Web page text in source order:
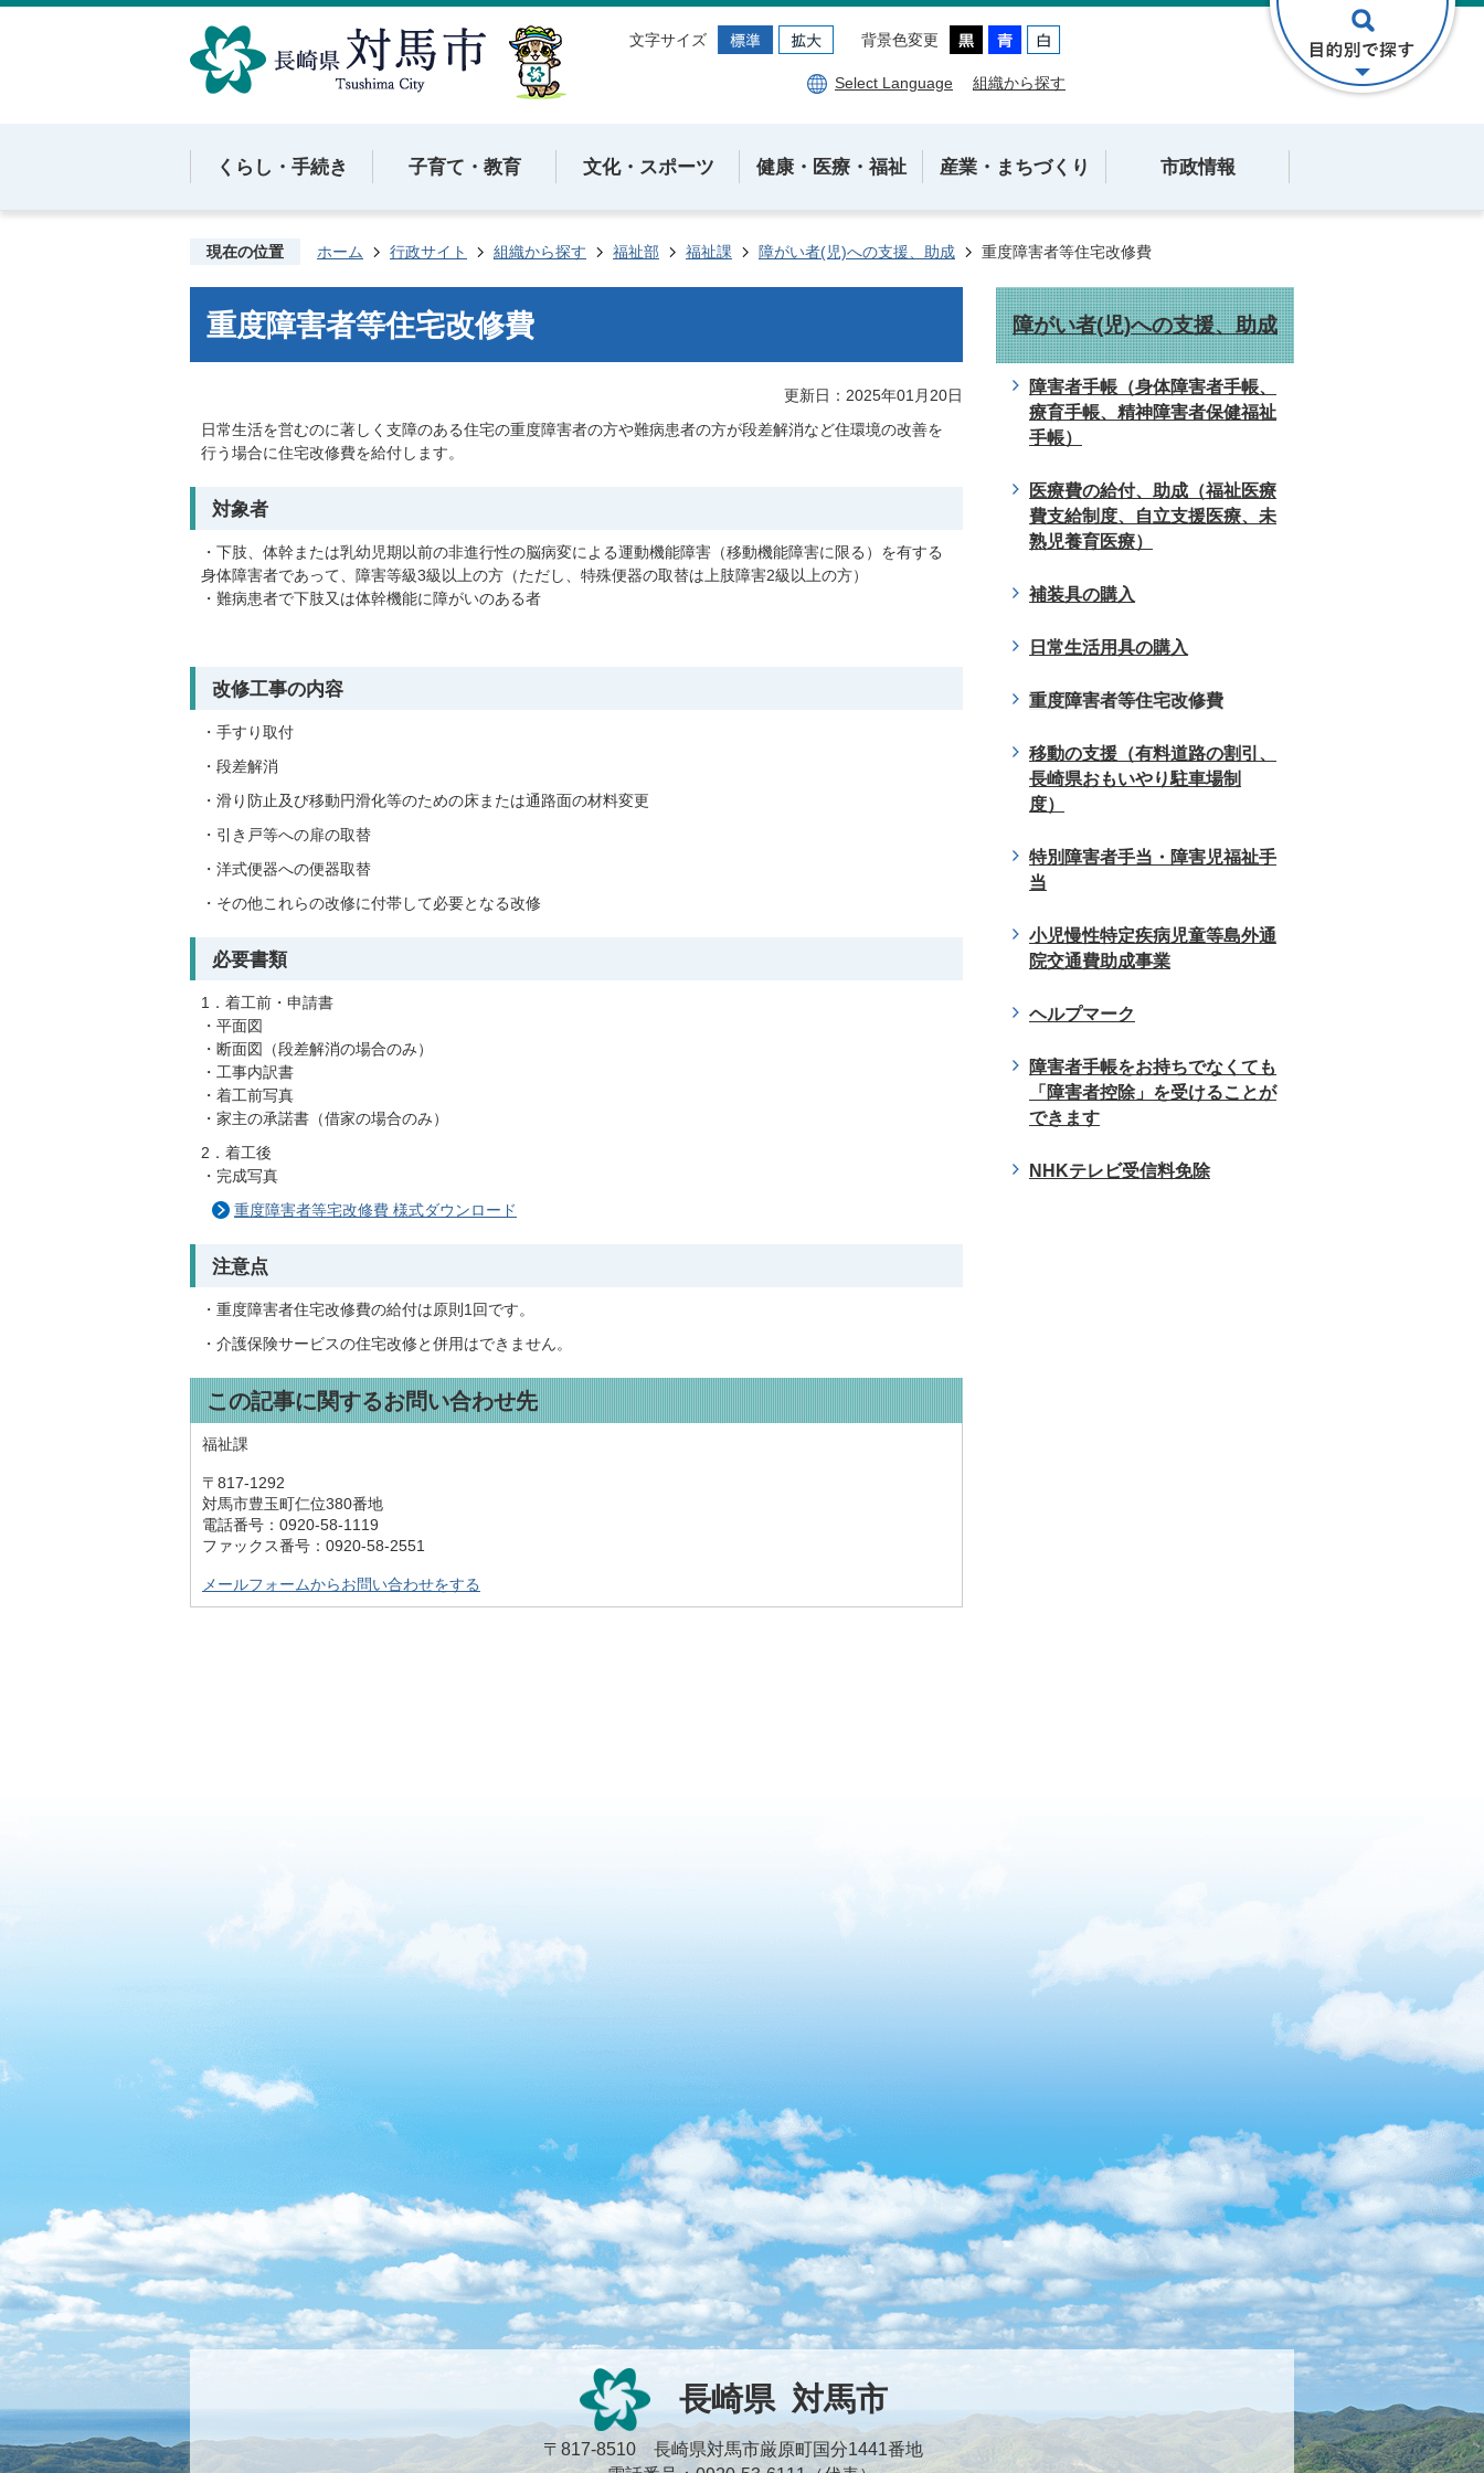
文字サイズ 背景色変更
Select Language 組織から探す
くらし・手続き 子育て・教育 文化・スポーツ 健康・医療・福祉 産業・まちづくり 市政情報
現在の位置 ホーム 行政サイト 組織から探す 福祉部 福祉課 障がい者(児)への支援、助成 重度障害者等住宅改修費
重度障害者等住宅改修費
更新日：2025年01月20日
日常生活を営むのに著しく支障のある住宅の重度障害者の方や難病患者の方が段差解消など住環境の改善を
行う場合に住宅改修費を給付します。
対象者
・下肢、体幹または乳幼児期以前の非進行性の脳病変による運動機能障害（移動機能障害に限る）を有する
身体障害者であって、障害等級3級以上の方（ただし、特殊便器の取替は上肢障害2級以上の方）
・難病患者で下肢又は体幹機能に障がいのある者
改修工事の内容
・手すり取付
・段差解消
・滑り防止及び移動円滑化等のための床または通路面の材料変更
・引き戸等への扉の取替
・洋式便器への便器取替
・その他これらの改修に付帯して必要となる改修
必要書類
1．着工前・申請書
・平面図
・断面図（段差解消の場合のみ）
・工事内訳書
・着工前写真
・家主の承諾書（借家の場合のみ）
2．着工後
・完成写真
重度障害者等宅改修費 様式ダウンロード
注意点
・重度障害者住宅改修費の給付は原則1回です。
・介護保険サービスの住宅改修と併用はできません。
この記事に関するお問い合わせ先
福祉課
〒817-1292
対馬市豊玉町仁位380番地
電話番号：0920-58-1119
ファックス番号：0920-58-2551
メールフォームからお問い合わせをする
障がい者(児)への支援、助成
障害者手帳（身体障害者手帳、
療育手帳、精神障害者保健福祉
手帳）
医療費の給付、助成（福祉医療
費支給制度、自立支援医療、未
熟児養育医療）
補装具の購入
日常生活用具の購入
重度障害者等住宅改修費
移動の支援（有料道路の割引、
長崎県おもいやり駐車場制
度）
特別障害者手当・障害児福祉手
当
小児慢性特定疾病児童等島外通
院交通費助成事業
ヘルプマーク
障害者手帳をお持ちでなくても
「障害者控除」を受けることが
できます
NHKテレビ受信料免除
長崎県 対馬市
〒817-8510 長崎県対馬市厳原町国分1441番地